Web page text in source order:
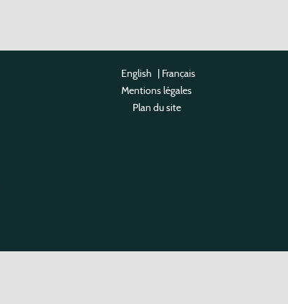
English | Français
Mentions légales
Plan du site